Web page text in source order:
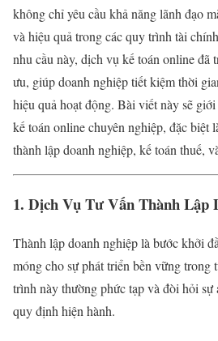
không chỉ yêu cầu khả năng lãnh đạo
và hiệu quả trong các quy trình tài
nhu cầu này, dịch vụ kế toán online đã
ưu, giúp doanh nghiệp tiết kiệm thời
hiệu quả hoạt động. Bài viết này sẽ
kế toán online chuyên nghiệp, đặc biệt
thành lập doanh nghiệp, kế toán thuế,
1. Dịch Vụ Tư Vấn Thành Lập
Thành lập doanh nghiệp là bước khởi
móng cho sự phát triển bền vững trong
trình này thường phức tạp và đòi hỏi sự
quy định hiện hành.